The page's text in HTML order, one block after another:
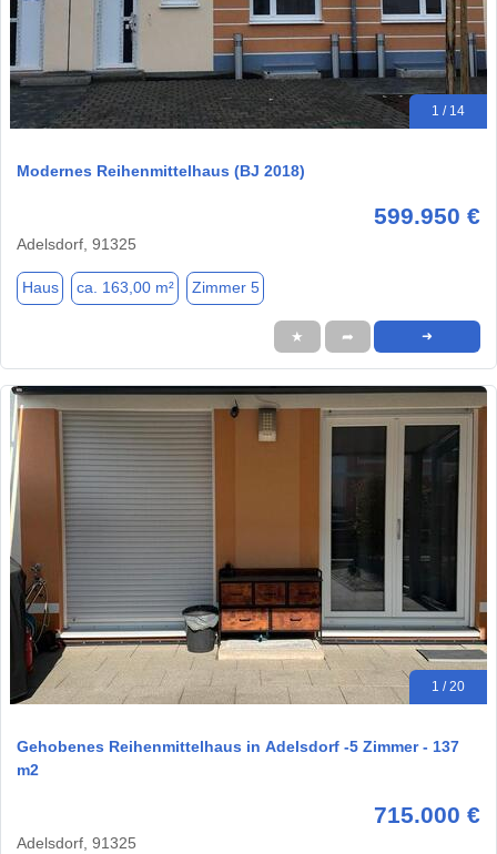
1 / 14
Modernes Reihenmittelhaus (BJ 2018)
599.950 €
Adelsdorf, 91325
Haus ca. 163,00 m² Zimmer 5
★ ➦ ➜
1 / 20
Gehobenes Reihenmittelhaus in Adelsdorf -5 Zimmer - 137
m2
715.000 €
Adelsdorf, 91325